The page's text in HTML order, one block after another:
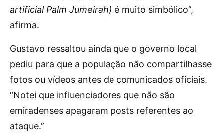
artificial Palm Jumeirah) é muito simbólico”,
afirma.
Gustavo ressaltou ainda que o governo local
pediu para que a população não compartilhasse
fotos ou vídeos antes de comunicados oficiais.
“Notei que influenciadores que não são
emiradenses apagaram posts referentes ao
ataque.”